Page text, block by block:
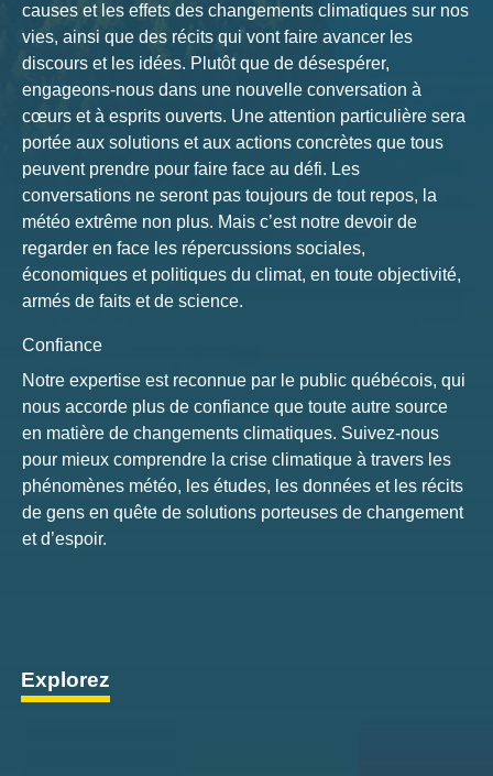
causes et les effets des changements climatiques sur nos
vies, ainsi que des récits qui vont faire avancer les
discours et les idées. Plutôt que de désespérer,
engageons-nous dans une nouvelle conversation à
cœurs et à esprits ouverts. Une attention particulière sera
portée aux solutions et aux actions concrètes que tous
peuvent prendre pour faire face au défi. Les
conversations ne seront pas toujours de tout repos, la
météo extrême non plus. Mais c’est notre devoir de
regarder en face les répercussions sociales,
économiques et politiques du climat, en toute objectivité,
armés de faits et de science.
Confiance
Notre expertise est reconnue par le public québécois, qui
nous accorde plus de confiance que toute autre source
en matière de changements climatiques. Suivez-nous
pour mieux comprendre la crise climatique à travers les
phénomènes météo, les études, les données et les récits
de gens en quête de solutions porteuses de changement
et d’espoir.
Explorez